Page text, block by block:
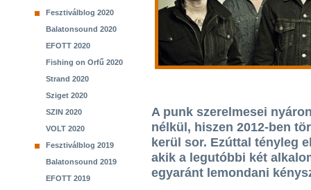
Fesztiválblog 2020
Balatonsound 2020
EFOTT 2020
Fishing on Orfű 2020
Strand 2020
Sziget 2020
SZIN 2020
VOLT 2020
Fesztiválblog 2019
Balatonsound 2019
EFOTT 2019
A punk szerelmesei
nélkül, hiszen 2012-ben
kerül sor. Ezúttal tényleg
akik a legutóbbi két
egyaránt lemondani